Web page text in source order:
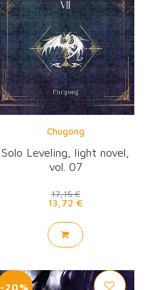
Chugong
Solo Leveling, light novel,
vol. 07
17,15 €
13,72 €
-20%